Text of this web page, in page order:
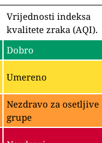
Vrijednosti indeksa
kvalitete zraka (AQI).
Dobro
Umereno
Nezdravo za osetljive
grupe